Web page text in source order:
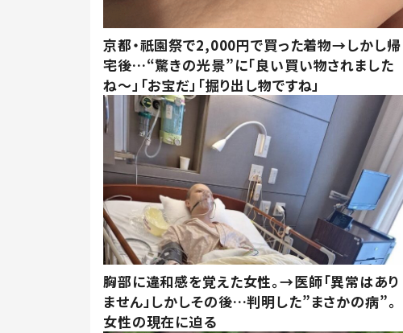
京都・祇園祭で2,000円で買った着物→しかし帰
宅後…“驚きの光景”に「良い買い物されました
ね～」「お宝だ」「掘り出し物ですね」
胸部に違和感を覚えた女性。→医師「異常はあり
ません」しかしその後…判明した”まさかの病”。
女性の現在に迫る